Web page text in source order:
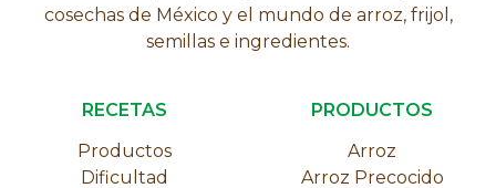
cosechas de México y el mundo de arroz, frijol,
semillas e ingredientes.
RECETAS
Productos
Dificultad
PRODUCTOS
Arroz
Arroz Precocido